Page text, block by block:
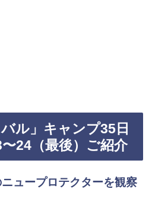
ル」キャンプ35日
24（最後）ご紹介
ュープロテクターを観察